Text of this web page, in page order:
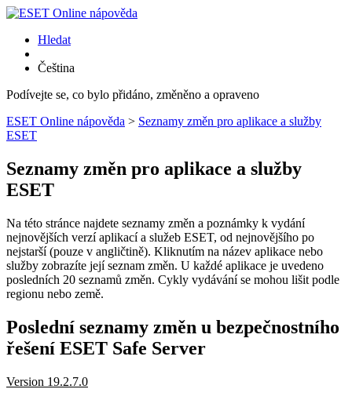
Hledat
Čeština
Podívejte se, co bylo přidáno, změněno a opraveno
ESET Online nápověda > Seznamy změn pro aplikace a služby
ESET
Seznamy změn pro aplikace a služby
ESET
Na této stránce najdete seznamy změn a poznámky k vydání
nejnovějších verzí aplikací a služeb ESET, od nejnovějšího po
nejstarší (pouze v angličtině). Kliknutím na název aplikace nebo
služby zobrazíte její seznam změn. U každé aplikace je uvedeno
posledních 20 seznamů změn. Cykly vydávání se mohou lišit podle
regionu nebo země.
Poslední seznamy změn u bezpečnostního
řešení ESET Safe Server
Version 19.2.7.0